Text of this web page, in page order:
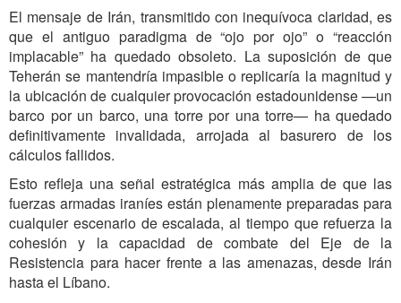
El mensaje de Irán, transmitido con inequívoca claridad, es
que el antiguo paradigma de “ojo por ojo” o “reacción
implacable” ha quedado obsoleto. La suposición de que
Teherán se mantendría impasible o replicaría la magnitud y
la ubicación de cualquier provocación estadounidense —un
barco por un barco, una torre por una torre— ha quedado
definitivamente invalidada, arrojada al basurero de los
cálculos fallidos.
Esto refleja una señal estratégica más amplia de que las
fuerzas armadas iraníes están plenamente preparadas para
cualquier escenario de escalada, al tiempo que refuerza la
cohesión y la capacidad de combate del Eje de la
Resistencia para hacer frente a las amenazas, desde Irán
hasta el Líbano.